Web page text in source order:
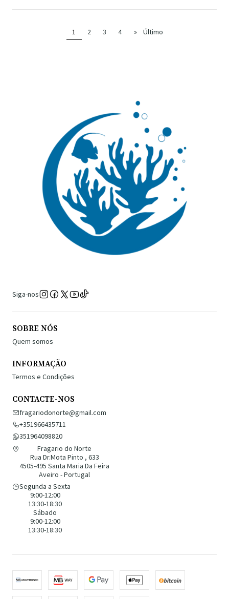
1 2 3 4 » Último
Siga-nos
SOBRE NÓS
Quem somos
INFORMAÇÃO
Termos e Condições
CONTACTE-NOS
fragariodonorte@gmail.com
+351966435711
351964098820
Fragario do Norte
Rua Dr.Mota Pinto , 633
4505-495 Santa Maria Da Feira
Aveiro - Portugal
Segunda a Sexta
9:00-12:00
13:30-18:30
Sábado
9:00-12:00
13:30-18:30